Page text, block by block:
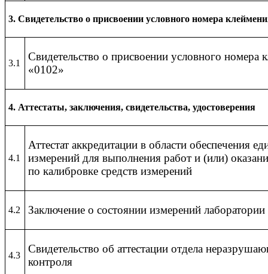
3. Свидетельство о присвоении условного номера
3.1
Свидетельство о присвоении условного номера
«0102»
4. Аттестаты, заключения, свидетельства, удостоверения
4.1
Аттестат аккредитации в области обеспечения
измерений для выполнения работ и (или)
по калибровке средств измерений
4.2 Заключение о состоянии измерений лаборатории
4.3
Свидетельство об аттестации отдела
контроля